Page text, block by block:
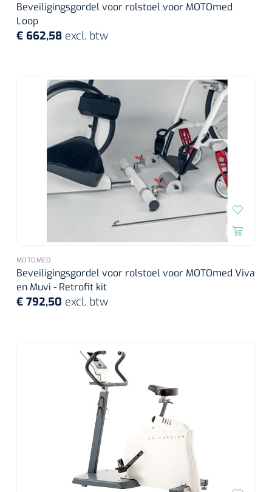
Beveiligingsgordel voor rolstoel voor MOTOmed
Loop
€ 662,58 excl. btw
MOTOMED
Beveiligingsgordel voor rolstoel voor MOTOmed Viva
en Muvi - Retrofit kit
€ 792,50 excl. btw